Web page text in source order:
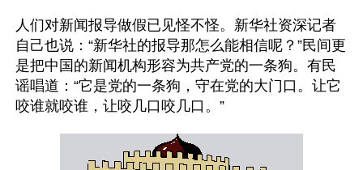
人们对新闻报导做假已见怪不怪。新华社资深记者
自己也说：“新华社的报导那怎么能相信呢？”民间更
是把中国的新闻机构形容为共产党的一条狗。有民
谣唱道：“它是党的一条狗，守在党的大门口。让它
咬谁就咬谁，让咬几口咬几口。”